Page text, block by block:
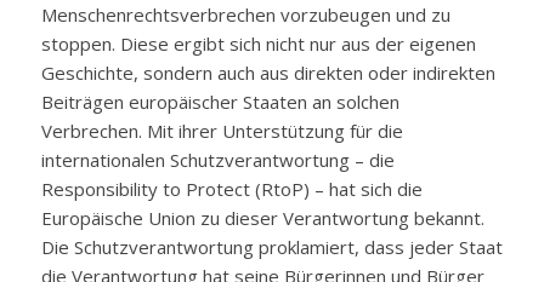
Menschenrechtsverbrechen vorzubeugen und zu
stoppen. Diese ergibt sich nicht nur aus der eigenen
Geschichte, sondern auch aus direkten oder indirekten
Beiträgen europäischer Staaten an solchen
Verbrechen. Mit ihrer Unterstützung für die
internationalen Schutzverantwortung – die
Responsibility to Protect (RtoP) – hat sich die
Europäische Union zu dieser Verantwortung bekannt.
Die Schutzverantwortung proklamiert, dass jeder Staat
die Verantwortung hat seine Bürgerinnen und Bürger